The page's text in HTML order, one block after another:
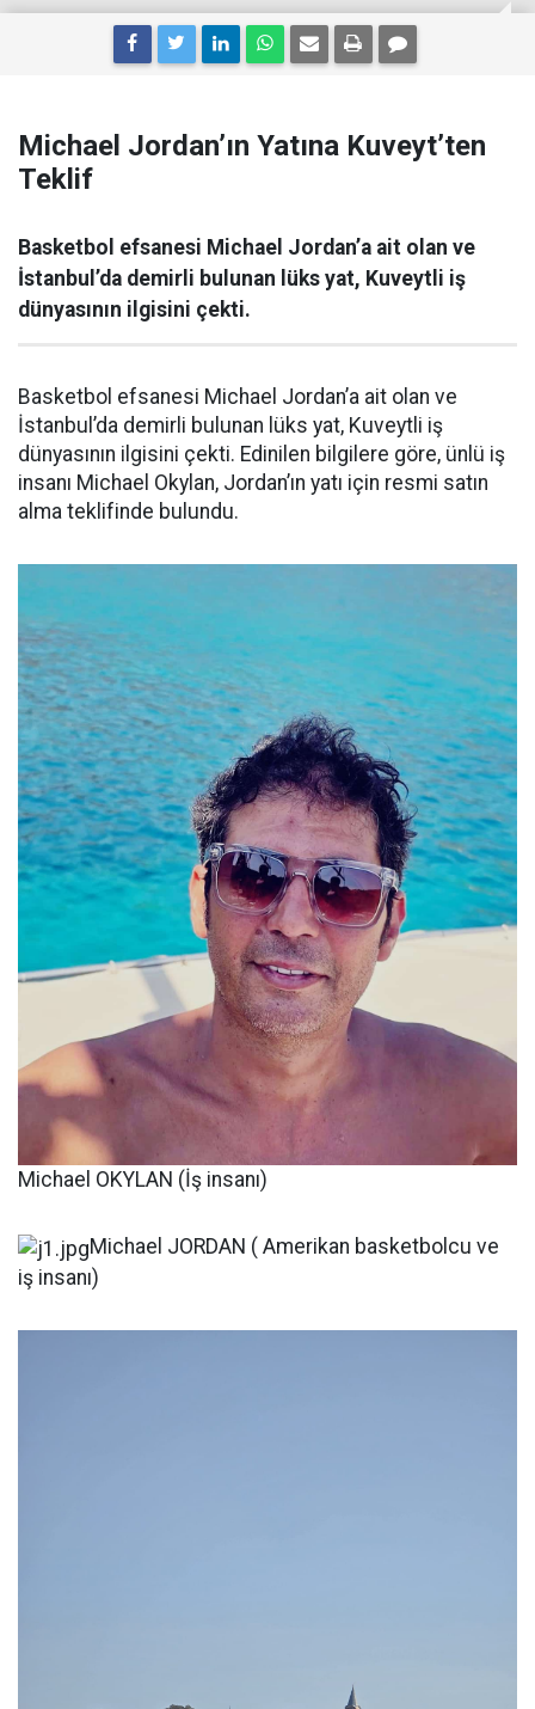
Michael Jordan’ın Yatına Kuveyt’ten
Teklif
Basketbol efsanesi Michael Jordan’a ait olan ve
İstanbul’da demirli bulunan lüks yat, Kuveytli iş
dünyasının ilgisini çekti.
Basketbol efsanesi Michael Jordan’a ait olan ve
İstanbul’da demirli bulunan lüks yat, Kuveytli iş
dünyasının ilgisini çekti. Edinilen bilgilere göre, ünlü iş
insanı Michael Okylan, Jordan’ın yatı için resmi satın
alma teklifinde bulundu.
Michael OKYLAN (İş insanı)
Michael JORDAN ( Amerikan basketbolcu ve
iş insanı)